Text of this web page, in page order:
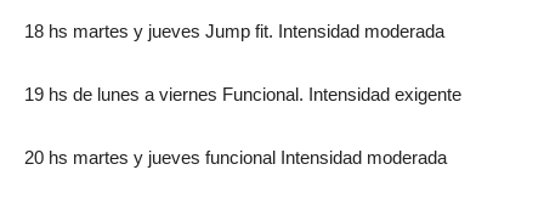
18 hs martes y jueves Jump fit. Intensidad moderada
19 hs de lunes a viernes Funcional. Intensidad exigente
20 hs martes y jueves funcional Intensidad moderada